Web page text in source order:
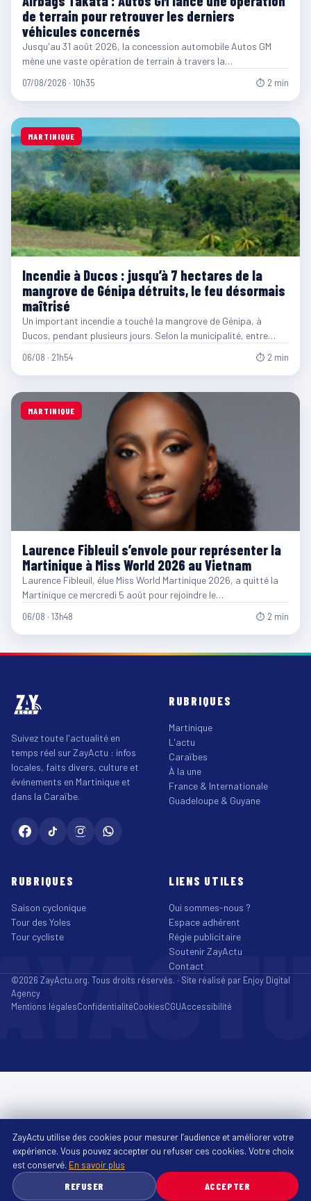
de terrain pour retrouver les derniers
véhicules concernés
Jusqu'au 31 août 2026, la concession automobile Autos GM
mène une vaste opération de terrain à travers la…
07/08/2026 · 10h35 ⏱ 2 min
MARTINIQUE
Incendie à Ducos : jusqu’à 7 hectares de la
mangrove de Génipa détruits, le feu désormais
maîtrisé
Un important incendie a touché la mangrove de Génipa, à
Ducos, pendant plusieurs jours. Selon la municipalité, entre…
06/08 · 21h54 ⏱ 2 min
MARTINIQUE
Laurence Fibleuil s’envole pour représenter la
Martinique à Miss World 2026 au Vietnam
Laurence Fibleuil, élue Miss World Martinique 2026, a quitté la
Martinique ce mercredi 5 août pour rejoindre le…
06/08 · 13h48 ⏱ 2 min
Suivez toute l'actualité en
temps réel sur ZayActu : infos
locales, faits divers, culture et
événements en Martinique et
dans la Caraïbe.
RUBRIQUES
Martinique
L'actu
Caraïbes
À la une
France & Internationale
Guadeloupe & Guyane
RUBRIQUES
Saison cyclonique
Tour des Yoles
Tour cycliste
LIENS UTILES
Qui sommes-nous ?
Espace adhérent
Régie publicitaire
Soutenir ZayActu
Contact
©2026 ZayActu.org. Tous droits réservés. · Site réalisé par Enjoy Digital
Agency
Mentions légalesConfidentialitéCookiesCGUAccessibilité
ZayActu utilise des cookies pour mesurer l’audience et améliorer votre
expérience. Vous pouvez accepter ou refuser ces cookies. Votre choix
est conservé. En savoir plus
REFUSER
ACCEPTER